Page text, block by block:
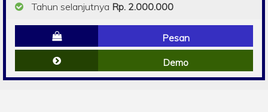
Tahun selanjutnya Rp. 2.000.000
Pesan
Demo